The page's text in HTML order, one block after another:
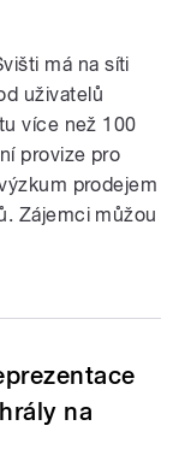
má na síti
uživatelů
více než 100
provize pro
prodejem
Zájemci můžou
na